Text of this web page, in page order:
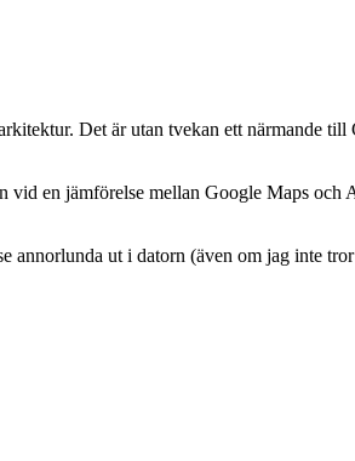
Det är utan tvekan ett närmande
vid en jämförelse mellan Google Maps och
annorlunda ut i datorn (även om jag inte